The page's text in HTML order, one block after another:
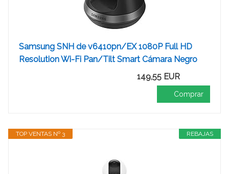
Samsung SNH de v6410pn/EX 1080P Full HD
Resolution Wi-Fi Pan/Tilt Smart Cámara Negro
149,55 EUR
Comprar
REBAJAS
TOP VENTAS Nº 3